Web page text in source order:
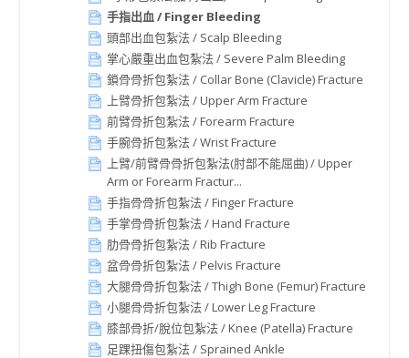
手指出血 / Finger Bleeding
頭部出血包紮法 / Scalp Bleeding
掌心嚴重出血包紮法 / Severe Palm Bleeding
鎖骨骨折包紮法 / Collar Bone (Clavicle) Fracture
上臂骨折包紮法 / Upper Arm Fracture
前臂骨折包紮法 / Forearm Fracture
手腕骨折包紮法 / Wrist Fracture
上臂/前臂骨骨折包紮法(肘部不能屈曲) / Upper
Arm or Forearm Fractur...
手指骨骨折包紮法 / Finger Fracture
手掌骨骨折包紮法 / Hand Fracture
肋骨骨折包紮法 / Rib Fracture
盆骨骨折包紮法 / Pelvis Fracture
大腿骨骨折包紮法 / Thigh Bone (Femur) Fracture
小腿骨骨折包紮法 / Lower Leg Fracture
膝部骨折/脫位包紮法 / Knee (Patella) Fracture
足踝扭傷包紮法 / Sprained Ankle